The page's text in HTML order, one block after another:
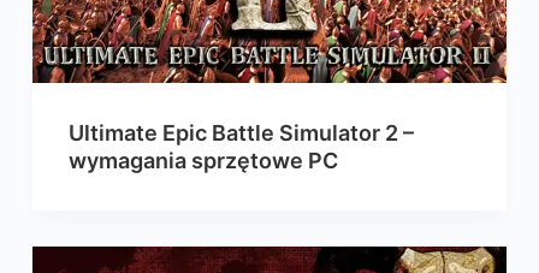
Ultimate Epic Battle Simulator 2 –
wymagania sprzętowe PC